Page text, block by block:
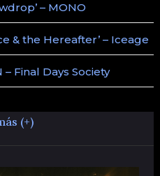
– MONO
& the Hereafter’ – Iceage
– Final Days Society
(+)